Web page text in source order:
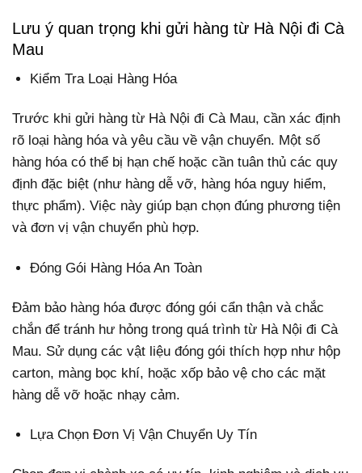
Lưu ý quan trọng khi gửi hàng từ Hà Nội đi Cà
Mau
Kiểm Tra Loại Hàng Hóa
Trước khi gửi hàng từ Hà Nội đi Cà Mau, cần xác định
rõ loại hàng hóa và yêu cầu về vận chuyển. Một số
hàng hóa có thể bị hạn chế hoặc cần tuân thủ các quy
định đặc biệt (như hàng dễ vỡ, hàng hóa nguy hiểm,
thực phẩm). Việc này giúp bạn chọn đúng phương tiện
và đơn vị vận chuyển phù hợp.
Đóng Gói Hàng Hóa An Toàn
Đảm bảo hàng hóa được đóng gói cẩn thận và chắc
chắn để tránh hư hỏng trong quá trình từ Hà Nội đi Cà
Mau. Sử dụng các vật liệu đóng gói thích hợp như hộp
carton, màng bọc khí, hoặc xốp bảo vệ cho các mặt
hàng dễ vỡ hoặc nhạy cảm.
Lựa Chọn Đơn Vị Vận Chuyển Uy Tín